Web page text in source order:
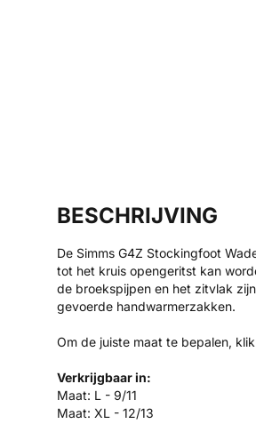
BESCHRIJVING
De Simms G4Z Stockingfoot
tot het kruis opengeritst kan
de broekspijpen en het zitvlak
gevoerde handwarmerzakken.
Om de juiste maat te bepalen,
Verkrijgbaar in:
Maat: L - 9/11
Maat: XL - 12/13